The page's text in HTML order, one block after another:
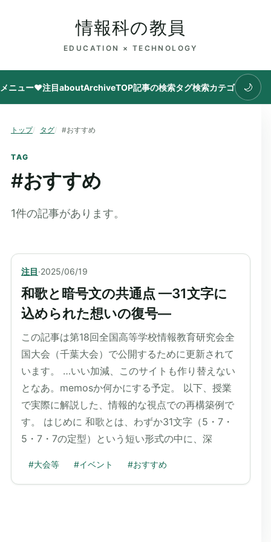
情報科の教員
EDUCATION × TECHNOLOGY
メニュー♥注目aboutArchiveTOP記事の検索タグ検索カテゴリ 🌙
トップ タグ #おすすめ
TAG
#おすすめ
1件の記事があります。
注目·2025/06/19
和歌と暗号文の共通点 —31文字に
込められた想いの復号—
この記事は第18回全国高等学校情報教育研究会全
国大会（千葉大会）で公開するために更新されて
います。 …いい加減、このサイトも作り替えない
となあ。memosか何かにする予定。 以下、授業
で実際に解説した、情報的な視点での再構築例で
す。 はじめに 和歌とは、わずか31文字（5・7・
5・7・7の定型）という短い形式の中に、深
#大会等 #イベント #おすすめ